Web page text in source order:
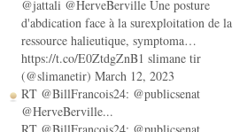
@jattali @HerveBerville Une posture
d'abdication face à la surexploitation de la
ressource halieutique, symptoma…
https://t.co/E0ZtdgZnB1 slimane tir
(@slimanetir) March 12, 2023
RT @BillFrancois24: @publicsenat
@HerveBerville...